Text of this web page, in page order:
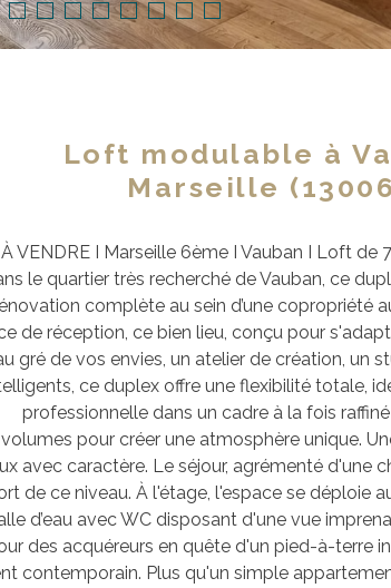
Loft modulable à
Marseille
À VENDRE I Marseille 6ème I Vauban I Loft de
le quartier très recherché de Vauban, ce
complète au sein d’une copropriété
de réception, ce bien lieu, conçu pour
gré de vos envies, un atelier de création,
ce duplex offre une flexibilité totale,
professionnelle dans un cadre à la fois
pour créer une atmosphère unique.
avec caractère. Le séjour, agrémenté
de ce niveau. À l'étage, l'espace se déploie
d’eau avec WC disposant d'une vue
des acquéreurs en quête d'un pied-à-terre
contemporain. Plus qu'un simple